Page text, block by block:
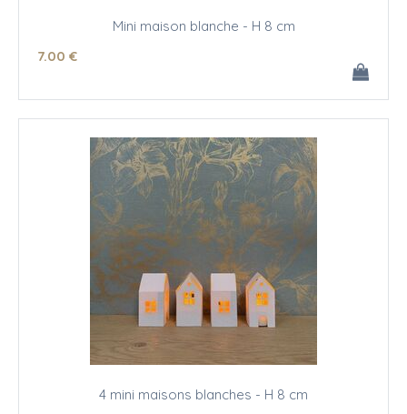
Mini maison blanche - H 8 cm
7.00 €
4 mini maisons blanches - H 8 cm